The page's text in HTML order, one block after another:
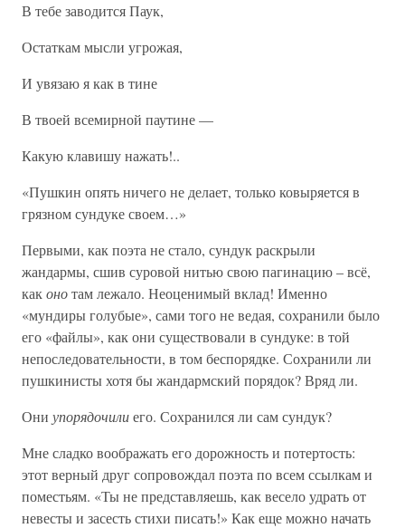
В тебе заводится Паук,
Остаткам мысли угрожая,
И увязаю я как в тине
В твоей всемирной паутине —
Какую клавишу нажать!..
«Пушкин опять ничего не делает, только ковыряется в
грязном сундуке своем…»
Первыми, как поэта не стало, сундук раскрыли
жандармы, сшив суровой нитью свою пагинацию – всё,
каконотам лежало. Неоценимый вклад! Именно
«мундиры голубые», сами того не ведая, сохранили было
его «файлы», как они существовали в сундуке: в той
непоследовательности, в том беспорядке. Сохранили ли
пушкинисты хотя бы жандармский порядок? Вряд ли.
Они упорядочилиего. Сохранился ли сам сундук?
Мне сладко воображать его дорожность и потертость:
этот верный друг сопровождал поэта по всем ссылкам и
поместьям. «Ты не представляешь, как весело удрать от
невесты и засесть стихи писать!» Как еще можно начать